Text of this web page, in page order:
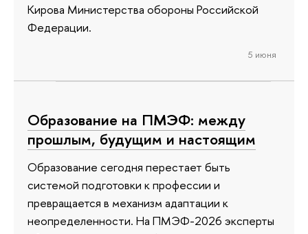
Кирова Министерства обороны Российской
Федерации.
5 июня
Образование на ПМЭФ: между
прошлым, будущим и настоящим
Образование сегодня перестает быть
системой подготовки к профессии и
превращается в механизм адаптации к
неопределенности. На ПМЭФ-2026 эксперты